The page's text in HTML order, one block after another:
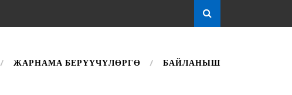
ЖАРНАМА БЕРҮҮЧҮЛӨРГӨ БАЙЛАНЫШ